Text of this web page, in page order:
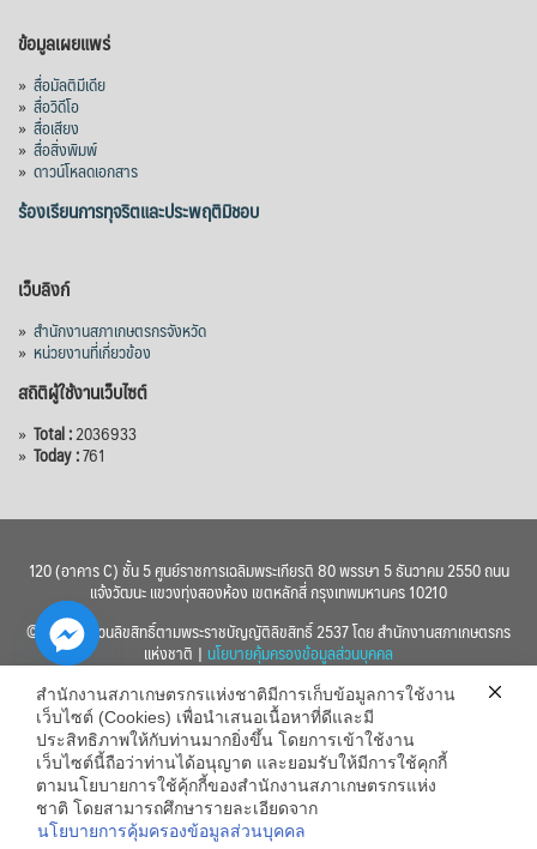
ข้อมูลเผยแพร่
» สื่อมัลติมีเดีย
» สื่อวิดีโอ
» สื่อเสียง
» สื่อสิ่งพิมพ์
» ดาวน์โหลดเอกสาร
ร้องเรียนการทุจริตและประพฤติมิชอบ
เว็บลิงก์
» สำนักงานสภาเกษตรกรจังหวัด
» หน่วยงานที่เกี่ยวข้อง
สถิติผู้ใช้งานเว็บไซต์
» Total :2036933
» Today :761
120 (อาคาร C) ชั้น 5 ศูนย์ราชการเฉลิมพระเกียรติ 80 พรรษา 5 ธันวาคม 2550 ถนน
แจ้งวัฒนะ แขวงทุ่งสองห้อง เขตหลักสี่ กรุงเทพมหานคร 10210
© 2560 สงวนลิขสิทธิ์ตามพระราชบัญญัติลิขสิทธิ์ 2537 โดย สำนักงานสภาเกษตรกร
แห่งชาติ | นโยบายคุ้มครองข้อมูลส่วนบุคคล
สำนักงานสภาเกษตรกรแห่งชาติมีการเก็บข้อมูลการใช้งาน
เว็บไซต์ (Cookies) เพื่อนำเสนอเนื้อหาที่ดีและมี
ประสิทธิภาพให้กับท่านมากยิ่งขึ้น โดยการเข้าใช้งาน
เว็บไซต์นี้ถือว่าท่านได้อนุญาต และยอมรับให้มีการใช้คุกกี้
ตามนโยบายการใช้คุ้กกี้ของสำนักงานสภาเกษตรกรแห่ง
ชาติ โดยสามารถศึกษารายละเอียดจาก
นโยบายการคุ้มครองข้อมูลส่วนบุคคล
Hide
chaty